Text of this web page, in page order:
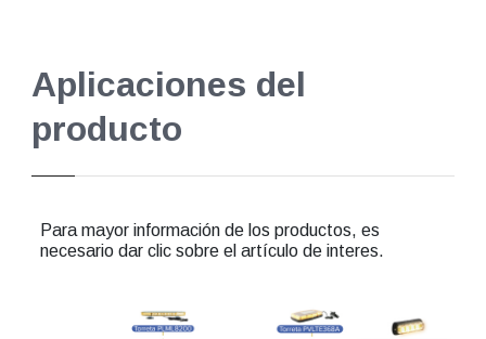
Aplicaciones del
producto
Para mayor información de los productos, es
necesario dar clic sobre el artículo de interes.